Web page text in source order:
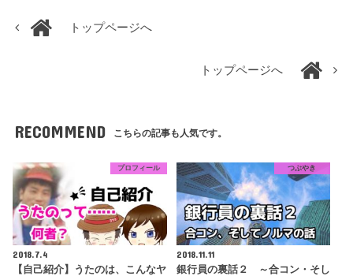
トップページへ
トップページへ
RECOMMEND こちらの記事も人気です。
プロフィール
2018.7.4
【自己紹介】うたのは、こんなヤ
つぶやき
2018.11.11
銀行員の裏話２ ～合コン・そし